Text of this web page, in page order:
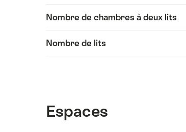
Nombre de chambres à deux lits
Nombre de lits
Espaces